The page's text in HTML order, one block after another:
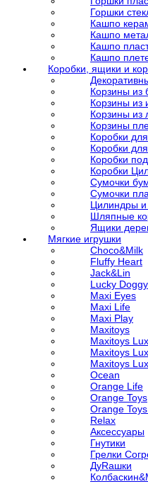
Горшки
Кашпо
Кашпо
Кашпо
Кашпо
Коробки, ящики и
Корзины из
Корзины из
Корзины из
Корзины
Коробки
Коробки
Коробки
Коробки
Сумочки
Сумочки
Цилиндры и
Шляпные
Ящики
Мягкие игрушки
Choco&Milk
Fluffy Heart
Jack&Lin
Lucky Doggy
Maxi Eyes
Maxi Life
Maxi Play
Maxitoys
Maxitoys
Maxitoys
Maxitoys
Ocean
Orange Life
Orange Toys
Orange
Relax
Аксессуары
Гнутики
Грелки
ДуRашки